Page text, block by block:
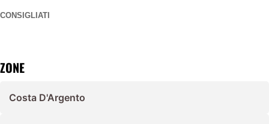
CONSIGLIATI
ZONE
Costa D'Argento